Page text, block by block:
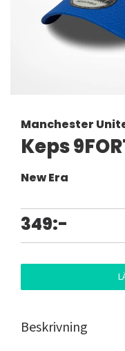
Manchester
Keps
New Era
349:-
Beskrivning